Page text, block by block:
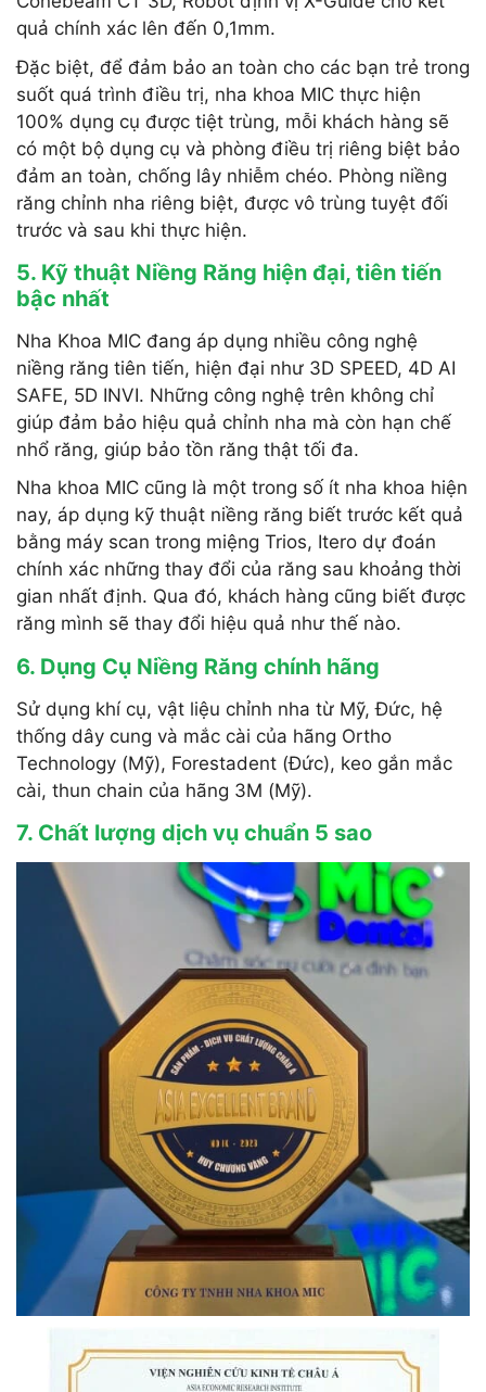
quả chính xác lên đến 0,1mm.
Đặc biệt, để đảm bảo an toàn cho các bạn trẻ trong
suốt quá trình điều trị, nha khoa MIC thực hiện
100% dụng cụ được tiệt trùng, mỗi khách hàng sẽ
có một bộ dụng cụ và phòng điều trị riêng biệt bảo
đảm an toàn, chống lây nhiễm chéo. Phòng niềng
răng chỉnh nha riêng biệt, được vô trùng tuyệt đối
trước và sau khi thực hiện.
5. Kỹ thuật Niềng Răng hiện đại, tiên tiến
bậc nhất
Nha Khoa MIC đang áp dụng nhiều công nghệ
niềng răng tiên tiến, hiện đại như 3D SPEED, 4D AI
SAFE, 5D INVI. Những công nghệ trên không chỉ
giúp đảm bảo hiệu quả chỉnh nha mà còn hạn chế
nhổ răng, giúp bảo tồn răng thật tối đa.
Nha khoa MIC cũng là một trong số ít nha khoa hiện
nay, áp dụng kỹ thuật niềng răng biết trước kết quả
bằng máy scan trong miệng Trios, Itero dự đoán
chính xác những thay đổi của răng sau khoảng thời
gian nhất định. Qua đó, khách hàng cũng biết được
răng mình sẽ thay đổi hiệu quả như thế nào.
6. Dụng Cụ Niềng Răng chính hãng
Sử dụng khí cụ, vật liệu chỉnh nha từ Mỹ, Đức, hệ
thống dây cung và mắc cài của hãng Ortho
Technology (Mỹ), Forestadent (Đức), keo gắn mắc
cài, thun chain của hãng 3M (Mỹ).
7. Chất lượng dịch vụ chuẩn 5 sao